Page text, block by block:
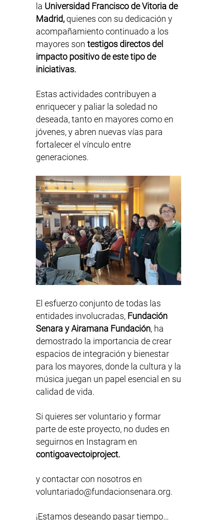
la Universidad Francisco de Vitoria de
Madrid,quienes con su dedicación y
acompañamiento continuado a los
mayores son testigos directos del
impacto positivo de este tipo de
iniciativas.
Estas actividades contribuyen a
enriquecer y paliar la soledad no
deseada, tanto en mayores como en
jóvenes, y abren nuevas vías para
fortalecer el vínculo entre
generaciones.
El esfuerzo conjunto de todas las
entidades involucradas, Fundación
Senara y Airamana Fundación, ha
demostrado la importancia de crear
espacios de integración y bienestar
para los mayores, donde la cultura y la
música juegan un papel esencial en su
calidad de vida.
Si quieres ser voluntario y formar
parte de este proyecto, no dudes en
seguirnos en Instagram en
contigoavectoiproject.
y contactar con nosotros en
voluntariado@fundacionsenara.org.
¡Estamos deseando pasar tiempo…